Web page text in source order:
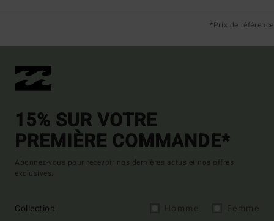
*Prix de référence
15% SUR VOTRE
PREMIÈRE COMMANDE*
Abonnez-vous pour recevoir nos dernières actus et nos offres
exclusives.
Collection